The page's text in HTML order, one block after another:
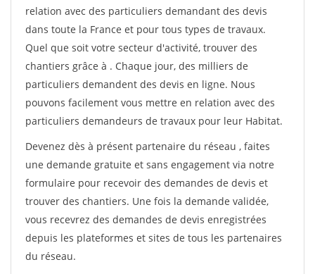
relation avec des particuliers demandant des devis
dans toute la France et pour tous types de travaux.
Quel que soit votre secteur d'activité, trouver des
chantiers grâce à . Chaque jour, des milliers de
particuliers demandent des devis en ligne. Nous
pouvons facilement vous mettre en relation avec des
particuliers demandeurs de travaux pour leur Habitat.
Devenez dès à présent partenaire du réseau , faites
une demande gratuite et sans engagement via notre
formulaire pour recevoir des demandes de devis et
trouver des chantiers. Une fois la demande validée,
vous recevrez des demandes de devis enregistrées
depuis les plateformes et sites de tous les partenaires
du réseau.